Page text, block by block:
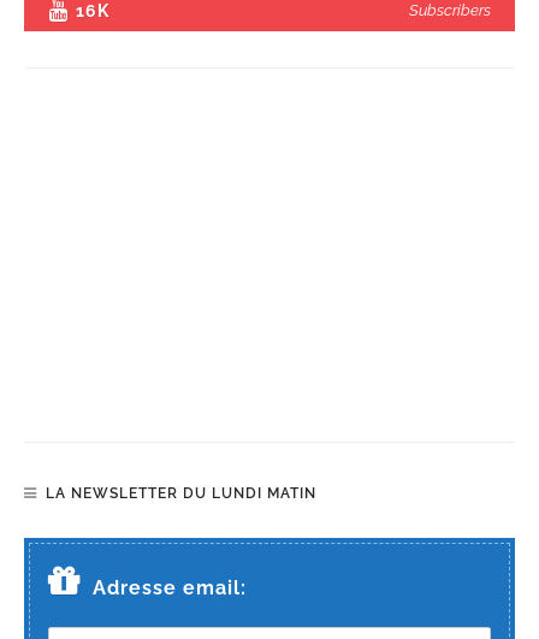
16K Subscribers
LA NEWSLETTER DU LUNDI MATIN
Adresse email: